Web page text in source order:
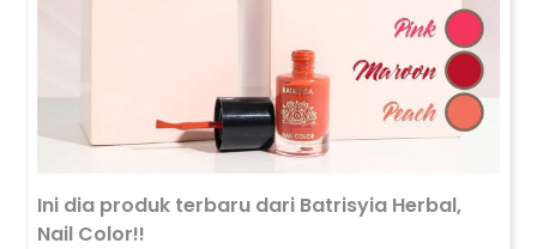
Ini dia produk terbaru dari Batrisyia Herbal,
Nail Color!!